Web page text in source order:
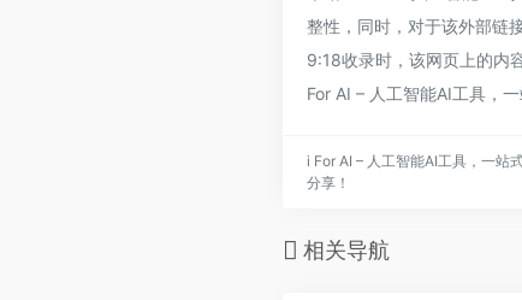
整性，同时，对于该外部链
9:18收录时，该网页上的内
For AI – 人工智能AI工具，
i For AI – 人工智能AI工具，一站
分享！
相关导航